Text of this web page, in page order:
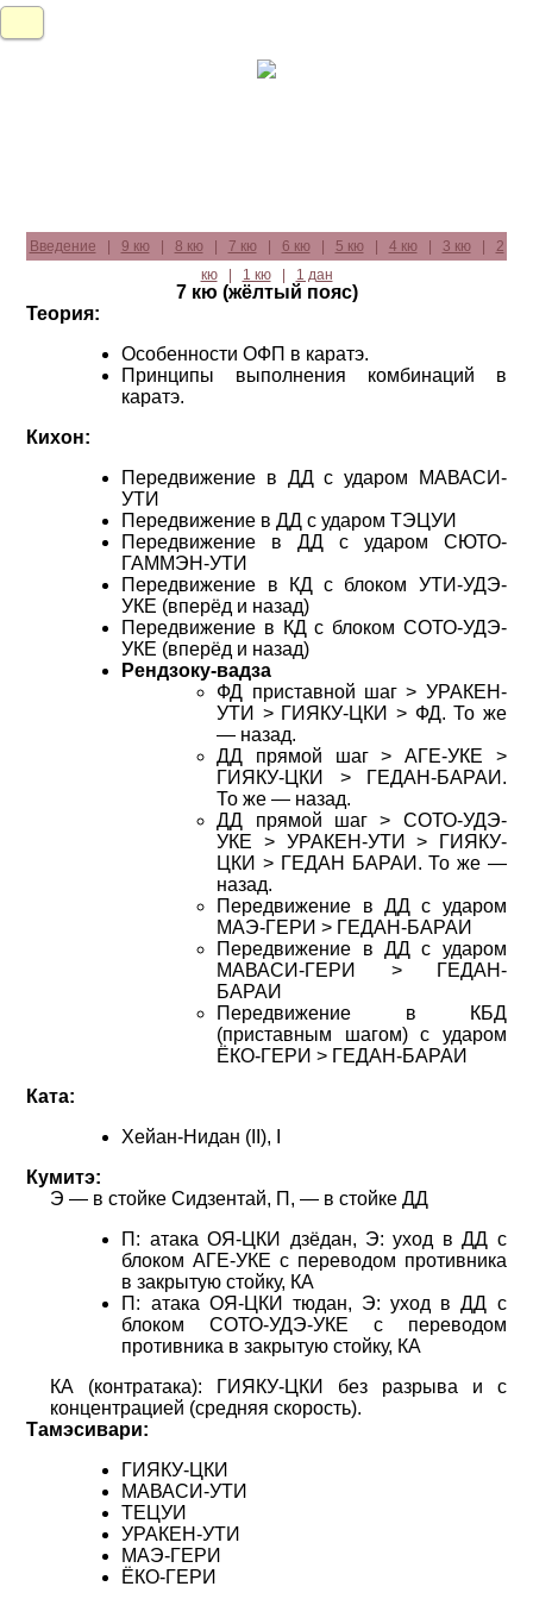
Введение 9 кю| 8 кю| 7 кю| 6 кю| 5 кю| 4 кю| 3 кю|
2
кю| 1 кю| 1 дан
7 кю (жёлтый пояс)
Теория:
Особенности ОФП в каратэ.
Принципы выполнения комбинаций в
каратэ.
Кихон:
Передвижение в ДД с ударом МАВАСИ-
УТИ
Передвижение в ДД с ударом ТЭЦУИ
Передвижение в ДД с ударом СЮТО-
ГАММЭН-УТИ
Передвижение в КД с блоком УТИ-УДЭ-
УКЕ (вперёд и назад)
Передвижение в КД с блоком СОТО-УДЭ-
УКЕ (вперёд и назад)
Рендзоку-вадза
ФД приставной шаг > УРАКЕН-
УТИ > ГИЯКУ-ЦКИ > ФД. То же
— назад.
ДД прямой шаг > АГЕ-УКЕ >
ГИЯКУ-ЦКИ > ГЕДАН-БАРАИ.
То же — назад.
ДД прямой шаг > СОТО-УДЭ-
УКЕ > УРАКЕН-УТИ > ГИЯКУ-
ЦКИ > ГЕДАН БАРАИ. То же —
назад.
Передвижение в ДД с ударом
МАЭ-ГЕРИ > ГЕДАН-БАРАИ
Передвижение в ДД с ударом
МАВАСИ-ГЕРИ > ГЕДАН-
БАРАИ
Передвижение в КБД
(приставным шагом) с ударом
ЁКО-ГЕРИ > ГЕДАН-БАРАИ
Ката:
Хейан-Нидан (II), I
Кумитэ:
Э — в стойке Сидзентай, П, — в стойке ДД
П: атака ОЯ-ЦКИ дзёдан, Э: уход в ДД с
блоком АГЕ-УКЕ с переводом противника
в закрытую стойку, КА
П: атака ОЯ-ЦКИ тюдан, Э: уход в ДД с
блоком СОТО-УДЭ-УКЕ с переводом
противника в закрытую стойку, КА
КА (контратака): ГИЯКУ-ЦКИ без разрыва и с
концентрацией (средняя скорость).
Тамэсивари:
ГИЯКУ-ЦКИ
МАВАСИ-УТИ
ТЕЦУИ
УРАКЕН-УТИ
МАЭ-ГЕРИ
ЁКО-ГЕРИ